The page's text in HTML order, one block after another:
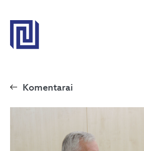
Komentarai